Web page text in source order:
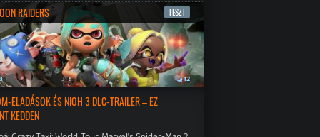
RAIDERS TESZT
12
ELADÁSOK ÉS NIOH 3 DLC-TRAILER – EZ
KEDDEN